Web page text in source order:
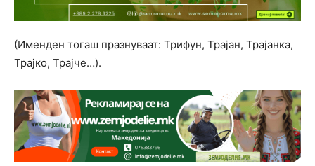
(Именден тогаш празнуваат: Трифун, Трајан, Трајанка,
Трајко, Трајче…).